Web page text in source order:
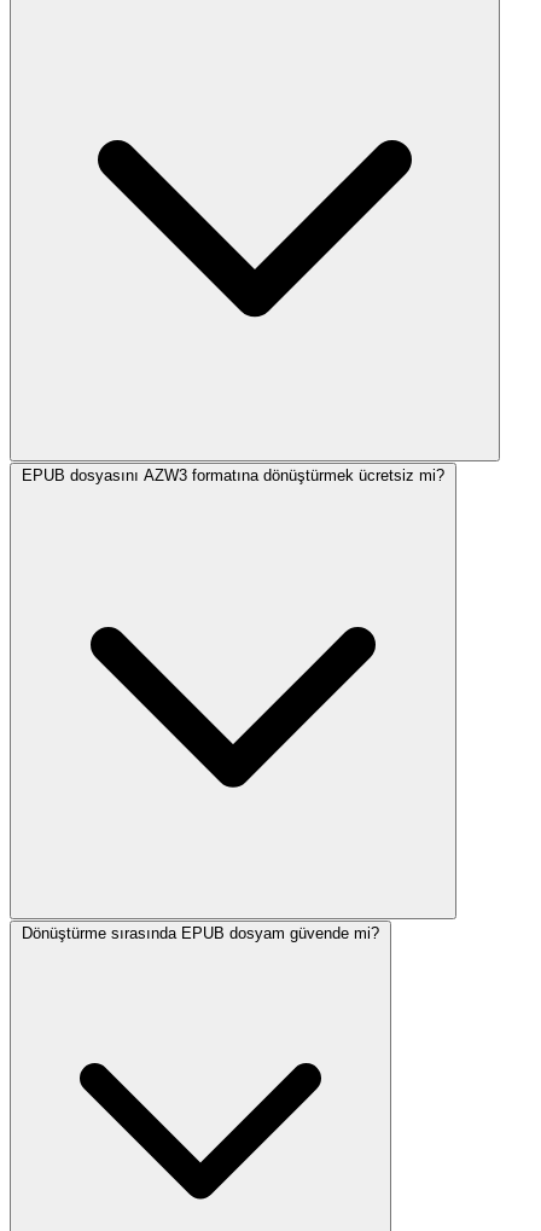
EPUB dosyasını AZW3 formatına dönüştürmek ücretsiz mi?
Dönüştürme sırasında EPUB dosyam güvende mi?